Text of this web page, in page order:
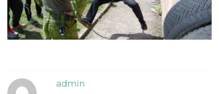
admin